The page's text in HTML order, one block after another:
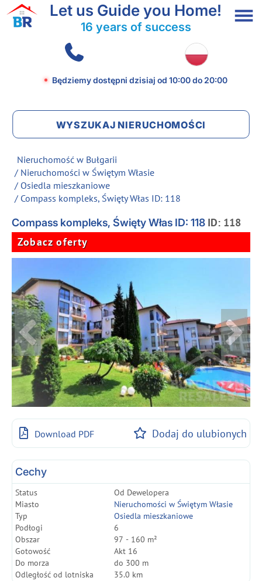
Let us Guide you Home!
16 years of success
Będziemy dostępni dzisiaj od 10:00 do 20:00
WYSZUKAJ NIERUCHOMOŚCI
Nieruchomość w Bułgarii
/ Nieruchomości w Świętym Własie
/ Osiedla mieszkaniowe
/ Compass kompleks, Święty Włas ID: 118
Compass kompleks, Święty Włas ID: 118 ID: 118
Zobacz oferty
Download PDF Dodaj do ulubionych
Cechy
Status
Od Dewelopera
Miasto
Nieruchomości w Świętym Własie
Typ
Osiedla mieszkaniowe
Podłogi
6
Obszar
97 - 160 m²
Gotowość
Akt 16
Do morza
do 300 m
Odległość od lotniska
35.0 km